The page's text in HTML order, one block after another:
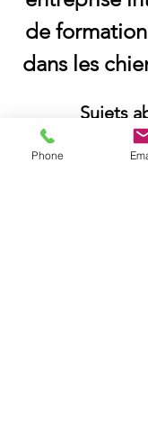
de
dans les
Sujets
Les
Phone